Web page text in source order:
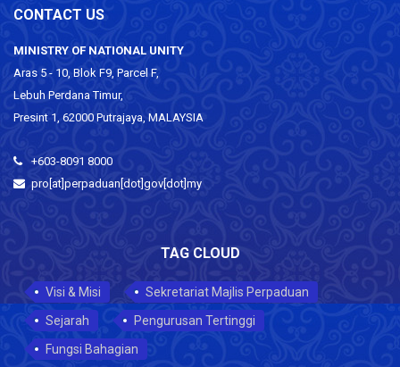
CONTACT US
MINISTRY OF NATIONAL UNITY
Aras 5 - 10, Blok F9, Parcel F,
Lebuh Perdana Timur,
Presint 1, 62000 Putrajaya, MALAYSIA
+603-8091 8000
pro[at]perpaduan[dot]gov[dot]my
TAG CLOUD
Visi & Misi
Sekretariat Majlis Perpaduan
Sejarah
Pengurusan Tertinggi
Fungsi Bahagian